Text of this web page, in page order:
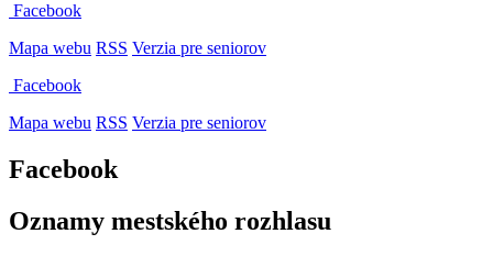
Facebook
Mapa webu RSS Verzia pre seniorov
Facebook
Mapa webu RSS Verzia pre seniorov
Facebook
Oznamy mestského rozhlasu